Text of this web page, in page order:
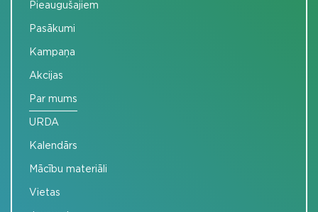
Pieaugušajiem
Pasākumi
Kampaņa
Akcijas
Par mums
URDA
Kalendārs
Mācību materiāli
Vietas